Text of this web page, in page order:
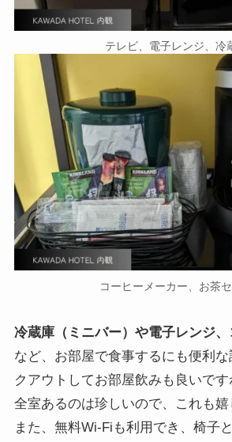
テレビ、電子レンジ、冷
コーヒーメーカー、お茶
冷蔵庫（ミニバー）や電子レンジ
など、お部屋で食事するにも便利
クアウトしてお部屋飲みも良いで
全室あるのは珍しいので、これも嬉
また、無料Wi-Fiも利用でき、椅子